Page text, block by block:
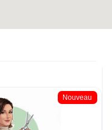
Nouveau